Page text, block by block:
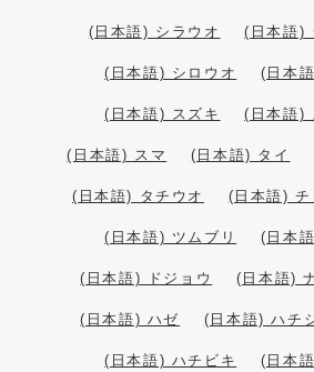
(日本語) シラウオ (日本語)
(日本語) シロウオ (日本
(日本語) スズキ (日本語)
(日本語) スマ (日本語) タイ
(日本語) タチウオ (日本語) チ
(日本語) ツムブリ (日本
(日本語) ドジョウ (日本語)
(日本語) ハゼ (日本語) ハチ
(日本語) ハチビキ (日本